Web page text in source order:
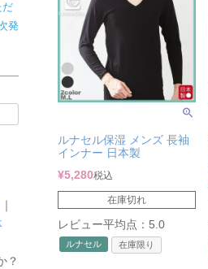
だ
発
｜
？
ルナセル保湿 メンズ 長袖
インナー 日本製
¥5,280税込
在庫切れ
レビュー平均点：5.0
ルナセル 在庫限り